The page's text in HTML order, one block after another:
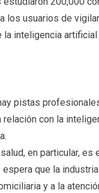
los usuarios de
la inteligencia
pistas
relación con la
en particular, es
espera que la
y a la